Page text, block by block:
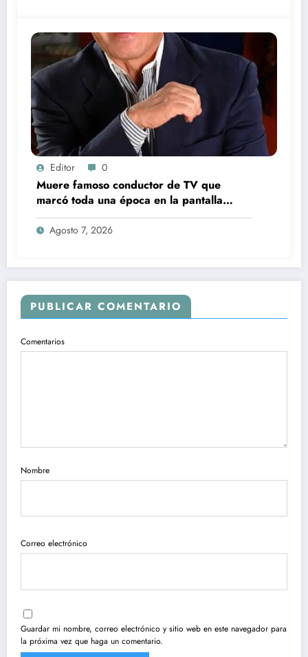
Editor 0
Muere famoso conductor de TV que
marcó toda una época en la pantalla
chica, así fue su repentino fallecimiento
Agosto 7, 2026
PUBLICAR COMENTARIO
Comentarios
Nombre
Correo electrónico
Guardar mi nombre, correo electrónico y sitio web en este navegador para
la próxima vez que haga un comentario.